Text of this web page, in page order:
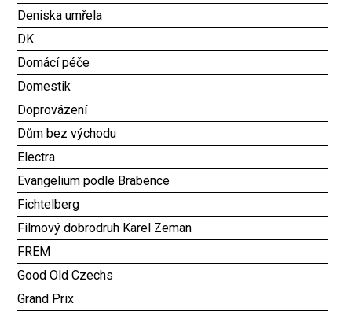
Deniska umřela
DK
Domácí péče
Domestik
Doprovázení
Dům bez východu
Electra
Evangelium podle Brabence
Fichtelberg
Filmový dobrodruh Karel Zeman
FREM
Good Old Czechs
Grand Prix